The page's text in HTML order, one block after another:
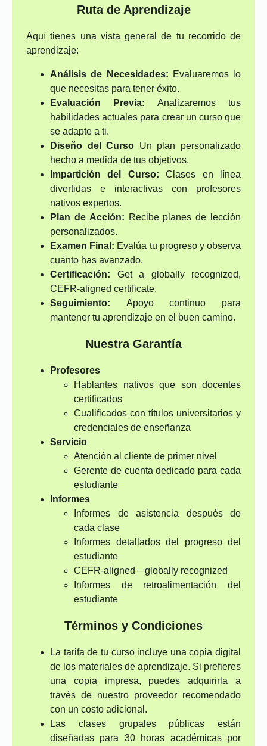
Ruta de Aprendizaje
Aquí tienes una vista general de tu recorrido de
aprendizaje:
Análisis de Necesidades: Evaluaremos lo
que necesitas para tener éxito.
Evaluación Previa: Analizaremos tus
habilidades actuales para crear un curso que
se adapte a ti.
Diseño del Curso Un plan personalizado
hecho a medida de tus objetivos.
Impartición del Curso: Clases en línea
divertidas e interactivas con profesores
nativos expertos.
Plan de Acción: Recibe planes de lección
personalizados.
Examen Final: Evalúa tu progreso y observa
cuánto has avanzado.
Certificación: Get a globally recognized,
CEFR-aligned certificate.
Seguimiento: Apoyo continuo para
mantener tu aprendizaje en el buen camino.
Nuestra Garantía
Profesores
Hablantes nativos que son docentes
certificados
Cualificados con títulos universitarios y
credenciales de enseñanza
Servicio
Atención al cliente de primer nivel
Gerente de cuenta dedicado para cada
estudiante
Informes
Informes de asistencia después de
cada clase
Informes detallados del progreso del
estudiante
CEFR-aligned—globally recognized
Informes de retroalimentación del
estudiante
Términos y Condiciones
La tarifa de tu curso incluye una copia digital
de los materiales de aprendizaje. Si prefieres
una copia impresa, puedes adquirirla a
través de nuestro proveedor recomendado
con un costo adicional.
Las clases grupales públicas están
diseñadas para 30 horas académicas por